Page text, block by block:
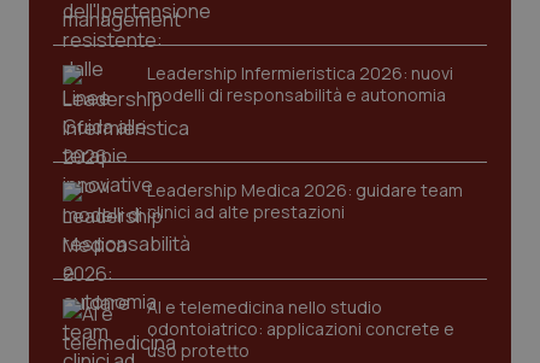
Leadership Infermieristica 2026: nuovi
modelli di responsabilità e autonomia
Leadership Medica 2026: guidare team
clinici ad alte prestazioni
AI e telemedicina nello studio
odontoiatrico: applicazioni concrete e
uso protetto
VISITOR_PRIVACY_METADATA